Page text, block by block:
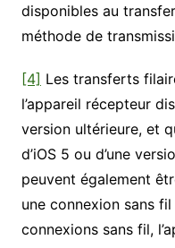
disponibles au
méthode de
[4] Les transferts
l’appareil récepteur
version ultérieure, et
d’iOS 5 ou d’une
peuvent également
une connexion sans
connexions sans fil,